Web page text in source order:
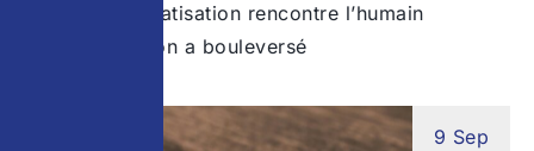
Quand l’automatisation rencontre l’humain
L’automatisation a bouleversé
9 Sep